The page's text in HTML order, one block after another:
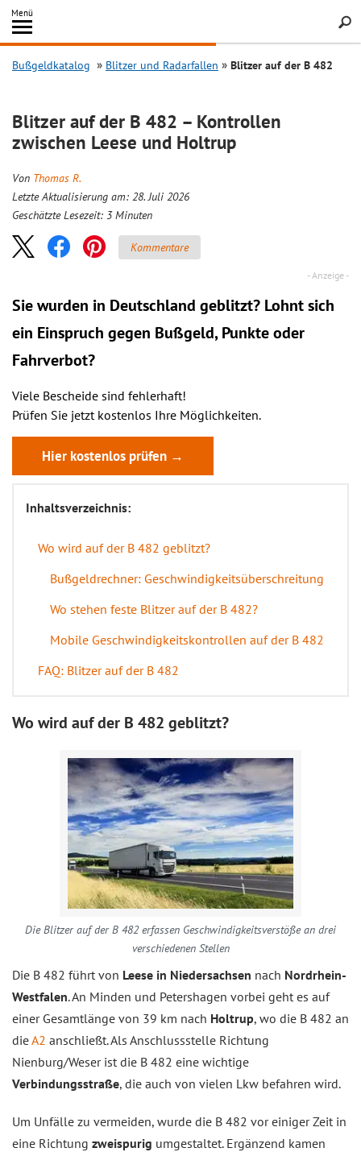
Inhalt
springen
Menü
Search
Bußgeldkatalog Blitzer und Radarfallen Blitzer auf der B 482
Blitzer auf der B 482 – Kontrollen
zwischen Leese und Holtrup
Von Thomas R.
Letzte Aktualisierung am: 28. Juli 2026
Geschätzte Lesezeit: 3 Minuten
Kommentare
Sie wurden in Deutschland geblitzt? Lohnt sich
ein Einspruch gegen Bußgeld, Punkte oder
Fahrverbot?
Viele Bescheide sind fehlerhaft!
Prüfen Sie jetzt kostenlos Ihre Möglichkeiten.
Hier kostenlos prüfen →
Inhaltsverzeichnis:
Wo wird auf der B 482 geblitzt?
Bußgeldrechner: Geschwindigkeitsüberschreitung
Wo stehen feste Blitzer auf der B 482?
Mobile Geschwindigkeitskontrollen auf der B 482
FAQ: Blitzer auf der B 482
Wo wird auf der B 482 geblitzt?
Die Blitzer auf der B 482 erfassen Geschwindigkeitsverstöße an drei
verschiedenen Stellen
Die B 482 führt von Leese in Niedersachsen nach Nordrhein-
Westfalen. An Minden und Petershagen vorbei geht es auf
einer Gesamtlänge von 39 km nach Holtrup, wo die B 482 an
dieA2 anschließt. Als Anschlussstelle Richtung
Nienburg/Weser ist die B 482 eine wichtige
Verbindungsstraße, die auch von vielen Lkw befahren wird.
Um Unfälle zu vermeiden, wurde die B 482 vor einiger Zeit in
eine Richtung zweispurig umgestaltet. Ergänzend kamen